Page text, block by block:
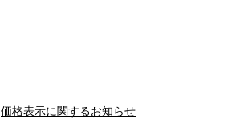
価格表示に関するお知らせ